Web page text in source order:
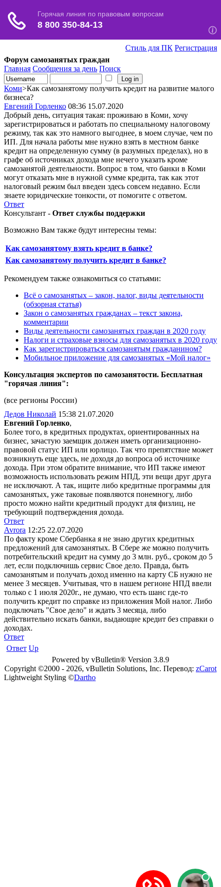
Стиль для ПК Регистрация
Форум самозанятых граждан
Главная Сообщения за день Поиск
Коми>Как самозанятому получить кредит на развитие малого
бизнеса?
Евгений Горленко 08:36 15.07.2020
Добрый день, ситуация такая: проживаю в Коми, хочу
зарегистрироваться и работать по специальному налоговому
режиму, так как это намного выгоднее, в моем случае, чем по
ИП. Для начала работы мне нужно взять в местном банке
кредит на определенную сумму (в разумных пределах), но в
графе об источниках дохода мне нечего указать кроме
самозанятой деятельности. Вопрос в том, что банки в Коми
могут отказать мне в нужной сумме кредита, так как этот
налоговый режим был введен здесь совсем недавно. Если
знаете юридические тонкости, от помогите с ответом.
Ответ
Консультант - Ответ службы поддержки
Возможно Вам также будут интересны темы:
Как самозанятому взять кредит в банке?
Как самозанятому получить кредит в банке?
Рекомендуем также ознакомиться со статьями:
Всё о самозанятых – закон, налог, виды деятельности
(обзорная статья)
Закон о самозанятых гражданах – текст закона,
комментарии
Виды деятельности самозанятых граждан в 2020 году
Налоги и страховые взносы для самозанятых в 2020 году
Как зарегистрироваться самозанятым гражданином?
Мобильное приложение для самозанятых «Мой налог»
Консультация экспертов по самозанятости. Бесплатная
"горячая линия":
(все регионы России)
Дедов Николай 15:38 21.07.2020
Евгений Горленко,
Более того, в кредитных продуктах, ориентированных на
бизнес, зачастую заемщик должен иметь организационно-
правовой статус ИП или юрлицо. Так что препятствие может
возникнуть еще здесь, не доходя до вопроса об источнике
дохода. При этом обратите внимание, что ИП также имеют
возможность использовать режим НПД, эти вещи друг друга
не исключают. А так, ищите либо кредитные программы для
самозанятых, уже таковые появляются понемногу, либо
просто можно найти кредитный продукт для физлиц, не
требующий подтверждения дохода.
Ответ
Avrora 12:25 22.07.2020
По факту кроме Сбербанка я не знаю других кредитных
предложений для самозанятых. В Сбере же можно получить
потребительский кредит на сумму до 3 млн. руб., сроком до 5
лет, если подключишь сервис Свое дело. Правда, быть
самозанятым и получать доход именно на карту СБ нужно не
менее 3 месяцев. Учитывая, что в нашем регионе НПД ввели
только с 1 июля 2020г., не думаю, что есть шанс где-то
получить кредит по справке из приложения Мой налог. Либо
подключать "Свое дело" и ждать 3 месяца, либо
действительно искать банки, выдающие кредит без справки о
доходах.
Ответ
Ответ Up
Powered by vBulletin® Version 3.8.9
Copyright ©2000 - 2026, vBulletin Solutions, Inc. Перевод: zCarot
Lightweight Styling ©Dartho